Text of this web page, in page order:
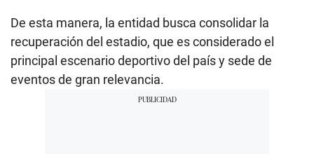
De esta manera, la entidad busca consolidar la
recuperación del estadio, que es considerado el
principal escenario deportivo del país y sede de
eventos de gran relevancia.